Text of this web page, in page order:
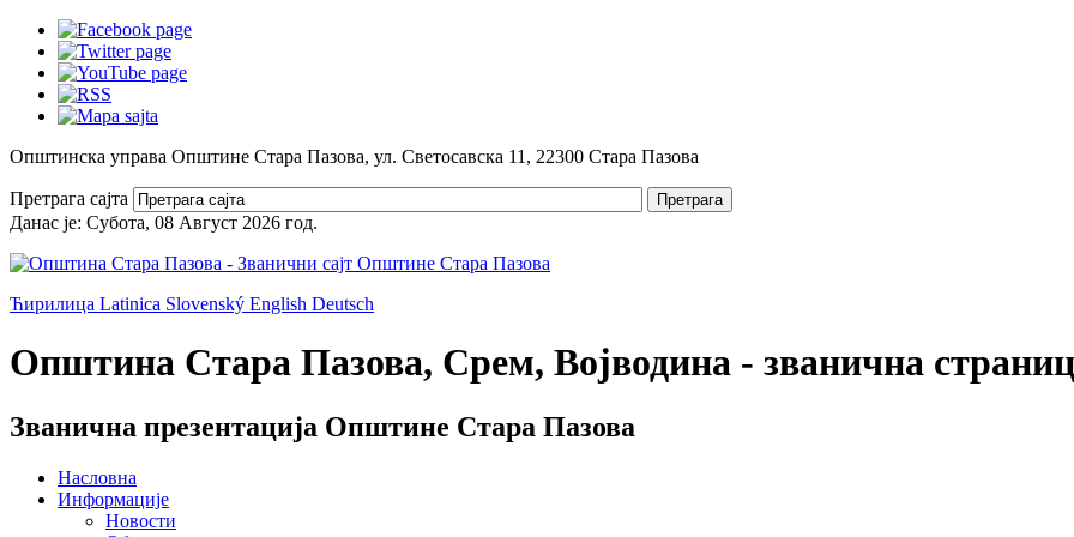
Општинска управа Општине Стара Пазова, ул. Светосавска 11, 22300 Стара Пазова
Претрага сајта Претрага
Данас је: Субота, 08 Август 2026 год.
Ћирилица Latinica Slovenský English Deutsch
Општина Стара Пазова, Срем, Војводина - званична
Званична презентација Општине Стара Пазова
Насловна
Информације
Новости